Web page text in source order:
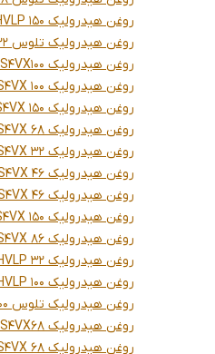
روغن هیدرولیک S4VX HVLP 150
روغن هیدرولیک تلوس HVLP S4VX32
روغن هیدرولیک S4VX100
روغن هیدرولیک HVLP S4VX 100
روغن هیدرولیک S4VX 150
روغن هیدرولیک S4VX 68
روغن هیدرولیک HVLP S4VX 32
روغن هیدرولیک S4VX 46
روغن هیدرولیک HVLP S4VX 46
روغن هیدرولیک HVLP S4VX 150
روغن هیدرولیک HVLP S4VX 86
روغن هیدرولیک S4VX HVLP 32
روغن هیدرولیک S4VX HVLP 100
روغن هیدرولیک تلوس HVLP S4VX 100
روغن هیدرولیک S4VX68
روغن هیدرولیک HVLP S4VX 68